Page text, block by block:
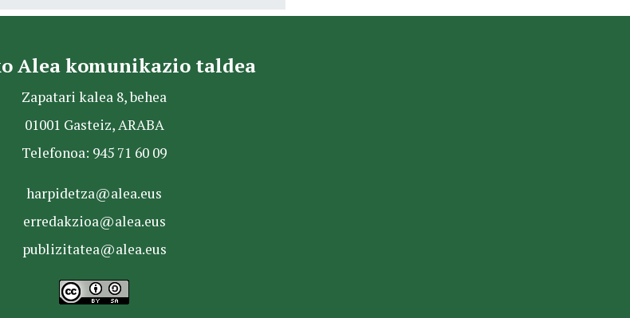
Alea komunikazio taldea
Zapatari kalea 8, behea
01001 Gasteiz, ARABA
Telefonoa: 945 71 60 09
harpidetza@alea.eus
erredakzioa@alea.eus
publizitatea@alea.eus